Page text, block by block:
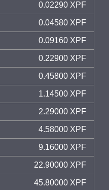
0.02290 XPF
0.04580 XPF
0.09160 XPF
0.22900 XPF
0.45800 XPF
1.14500 XPF
2.29000 XPF
4.58000 XPF
9.16000 XPF
22.90000 XPF
45.80000 XPF